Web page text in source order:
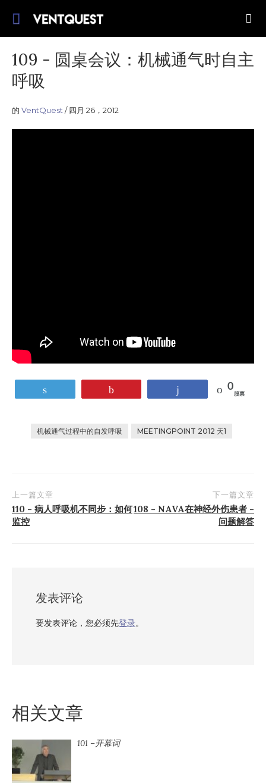
109 - 圆桌会议：机械通气时自主
呼吸
的 VentQuest 四月 26，2012
0
股票
机械通气过程中的自发呼吸 MEETINGPOINT 2012 天1
张
贴
上一篇文章
110 - 病人呼吸机不同步：如何
监控
下一篇文章
108 - NAVA在神经外伤患者 -
问题解答
发表评论
要发表评论，您必须先登录。
相关文章
101 –开幕词